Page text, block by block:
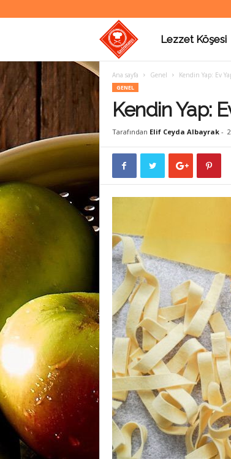
t
o
m
a
n
y
Lezzet Köşesi
Ana sayfa Genel Kendin Yap: Ev
GENEL
Kendin Yap:
Tarafından Elif Ceyda Albayrak-